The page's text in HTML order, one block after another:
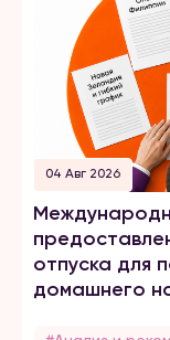
04 Авг 2026
отпуска для
домашнего